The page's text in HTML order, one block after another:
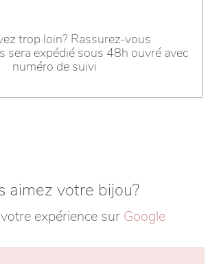
trop loin? Rassurez-vous
sera expédié sous 48h ouvré avec
numéro de suivi
aimez votre bijou?
expérience sur Google